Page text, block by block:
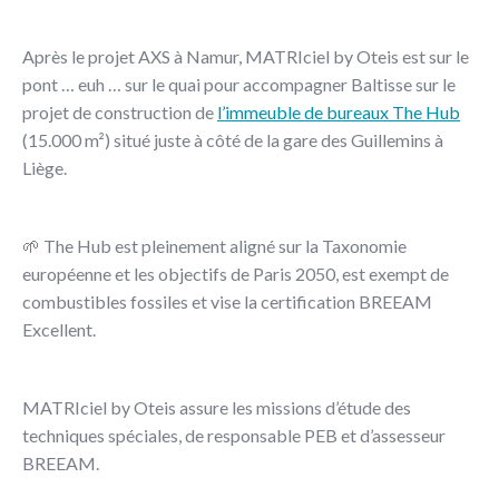
Après le projet AXS à Namur, MATRIciel by Oteis est sur le
pont … euh … sur le quai pour accompagner Baltisse sur le
projet de construction de l’immeuble de bureaux The Hub
(15.000 m²) situé juste à côté de la gare des Guillemins à
Liège.
🌱 The Hub est pleinement aligné sur la Taxonomie
européenne et les objectifs de Paris 2050, est exempt de
combustibles fossiles et vise la certification BREEAM
Excellent.
MATRIciel by Oteis assure les missions d’étude des
techniques spéciales, de responsable PEB et d’assesseur
BREEAM.